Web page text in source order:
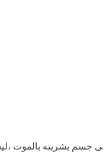
جسم بشريته بالموت